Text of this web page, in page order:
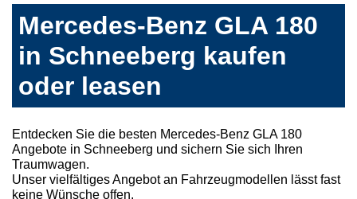
Mercedes-Benz GLA 180
in Schneeberg kaufen
oder leasen
Entdecken Sie die besten Mercedes-Benz GLA 180
Angebote in Schneeberg und sichern Sie sich Ihren
Traumwagen.
Unser vielfältiges Angebot an Fahrzeugmodellen lässt fast
keine Wünsche offen.